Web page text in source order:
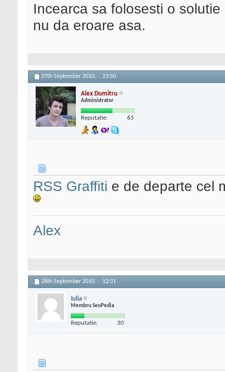
Incearca sa folosesti o
nu da eroare asa.
27th September 2010, 23:50
Alex Dumitru
Administrator
Reputatie: 65
RSS Graffiti e de departe cel
Alex
28th September 2010, 12:31
Iulia
Membru SeoPedia
Reputatie: 30